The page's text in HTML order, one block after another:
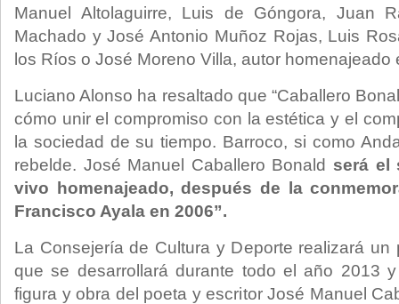
Manuel Altolaguirre, Luis de Góngora, Juan
Machado y José Antonio Muñoz Rojas, Luis
los Ríos o José Moreno Villa, autor homenajeado
Luciano Alonso ha resaltado que “Caballero
cómo unir el compromiso con la estética y el
la sociedad de su tiempo. Barroco, si como
rebelde. José Manuel Caballero Bonald será el
vivo homenajeado, después de la
Francisco Ayala en 2006”.
La Consejería de Cultura y Deporte realizará un
que se desarrollará durante todo el año 2013
figura y obra del poeta y escritor José Manuel